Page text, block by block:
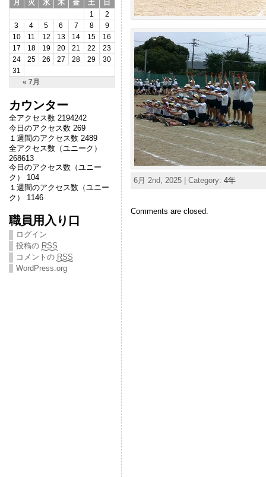
月
火 水 木 金 土 日
« 7月
1
2
3
4 5 6 7 8
9
10
11 12 13 14 15
16
17
18 19 20 21 22
23
24
25 26 27 28 29
30
31
カウンター
全アクセス数 2194242
今日のアクセス数 269
１週間のアクセス数 2489
全アクセス数（ユニーク）
268613
今日のアクセス数（ユニー
ク） 104
１週間のアクセス数（ユニー
ク） 1146
職員用入り口
ログイン
投稿の RSS
コメントの RSS
WordPress.org
6月 2nd, 2025 | Category: 4年
Comments are closed.